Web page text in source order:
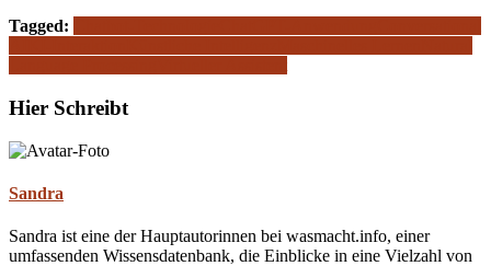
Tagged:
Hier Schreibt
Sandra
Sandra ist eine der Hauptautorinnen bei wasmacht.info, einer
umfassenden Wissensdatenbank, die Einblicke in eine Vielzahl von